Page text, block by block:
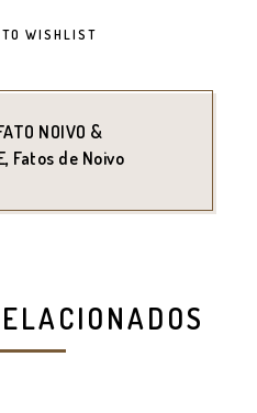
WISHLIST
NOIVO &
, Fatos de Noivo